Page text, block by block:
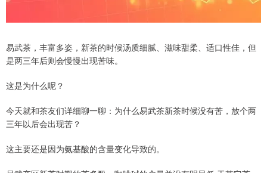
易武茶，丰富多姿，新茶的时候汤质细腻、滋味甜柔、适口性佳，但
是两三年后则会慢慢出现苦味。
这是为什么呢？
今天就和茶友们详细聊一聊：为什么易武茶新茶时候没有苦，放个两
三年以后会出现苦？
这主要还是因为氨基酸的含量变化导致的。